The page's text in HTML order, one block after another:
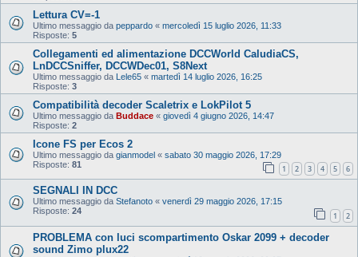
Lettura CV=-1
Ultimo messaggio da peppardo « mercoledì 15 luglio 2026, 11:33
Risposte: 5
Collegamenti ed alimentazione DCCWorld CaludiaCS,
LnDCCSniffer, DCCWDec01, S8Next
Ultimo messaggio da Lele65 « martedì 14 luglio 2026, 16:25
Risposte: 3
Compatibilità decoder Scaletrix e LokPilot 5
Ultimo messaggio da Buddace « giovedì 4 giugno 2026, 14:47
Risposte: 2
Icone FS per Ecos 2
Ultimo messaggio da gianmodel « sabato 30 maggio 2026, 17:29
Risposte: 81 1 2 3 4 5 6
SEGNALI IN DCC
Ultimo messaggio da Stefanoto « venerdì 29 maggio 2026, 17:15
Risposte: 24 1 2
PROBLEMA con luci scompartimento Oskar 2099 + decoder
sound Zimo plux22